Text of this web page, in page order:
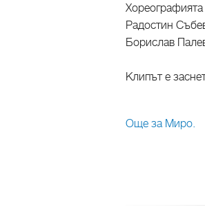
Радостин
Борислав
Клипът е
Още за Миро.